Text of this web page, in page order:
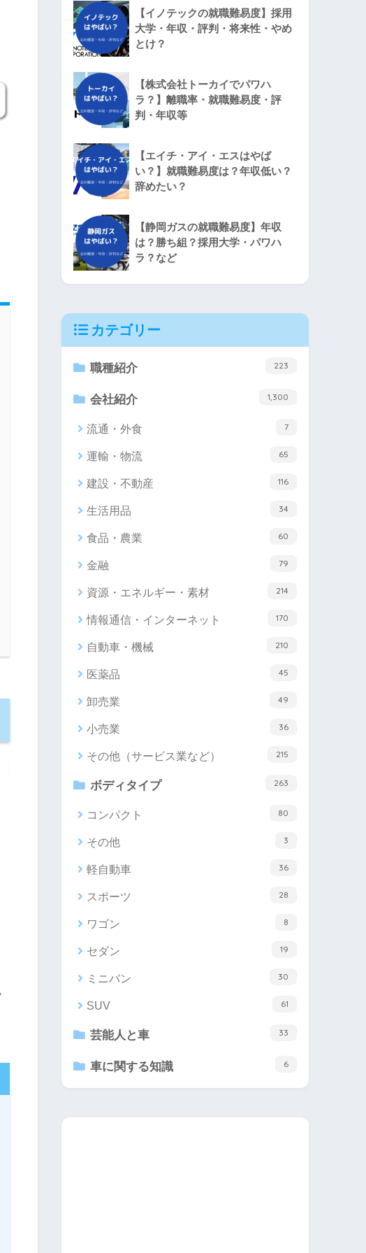
【イノテックの就職難易度】採用
大学・年収・評判・将来性・やめ
とけ？
【株式会社トーカイでパワハ
ラ？】離職率・就職難易度・評
判・年収等
【エイチ・アイ・エスはやば
い？】就職難易度は？年収低い？
辞めたい？
【静岡ガスの就職難易度】年収
は？勝ち組？採用大学・パワハ
ラ？など
カテゴリー
職種紹介 223
会社紹介 1,300
流通・外食 7
運輸・物流 65
建設・不動産 116
生活用品 34
食品・農業 60
金融 79
資源・エネルギー・素材 214
情報通信・インターネット 170
自動車・機械 210
医薬品 45
卸売業 49
小売業 36
その他（サービス業など） 215
ボディタイプ 263
コンパクト 80
その他 3
軽自動車 36
スポーツ 28
ワゴン 8
セダン 19
ミニバン 30
SUV 61
芸能人と車 33
車に関する知識 6